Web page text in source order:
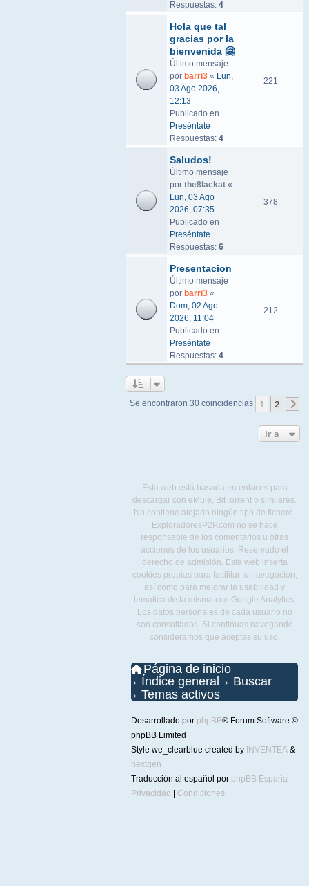
Respuestas: 4
Hola que tal
gracias por la
bienvenida 🤗
Último mensaje
por barri3 « Lun,
03 Ago 2026,
12:13
Publicado en
Preséntate
Respuestas: 4
221
Saludos!
Último mensaje
por the8lackat «
Lun, 03 Ago
2026, 07:35
Publicado en
Preséntate
Respuestas: 6
378
Presentacion
Último mensaje
por barri3 «
Dom, 02 Ago
2026, 11:04
Publicado en
Preséntate
Respuestas: 4
212
Se encontraron 30 coincidencias 1 2
Ir a
Esta web está basada en enlaces para
descargar con eMule, BitTorrent o similares.
No contiene alojado ningún tipo de fichero.
ExploradoresP2P.com no se hace
responsable de los comentarios u otras
acciones de los usuarios. Reservado el
derecho de admisión. Esta web inserta
cookies propias para facilitar tu navegación,
así como para mejorar la usabilidad y
temática de la misma con Google Analytics.
Los datos personales de cada usuario no
son consultados. Si continuas navegando
consideramos que aceptas su uso.
Página de inicio
Índice general
Buscar
Temas activos
Desarrollado por phpBB® Forum Software ©
phpBB Limited
Style we_clearblue created by INVENTEA &
nextgen
Traducción al español por phpBB España
Privacidad
Condiciones